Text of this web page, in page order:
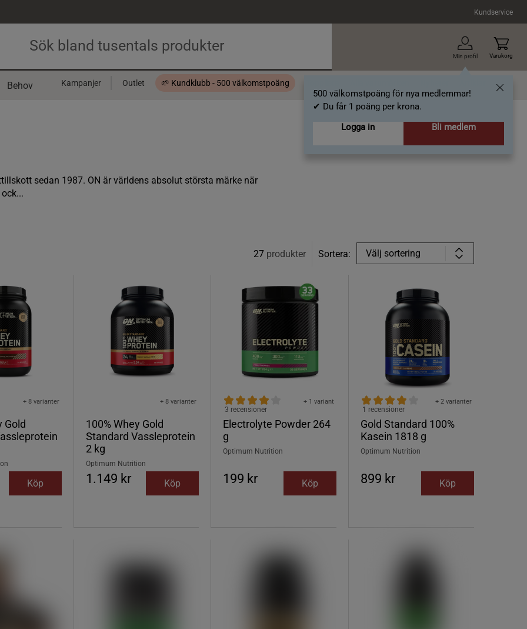
Kundservice
Min profil
500 välkomstpoäng för nya medlemmar!
✔ Du får 1 poäng per krona.
Logga in
Bli medlem
Varukorg
Behov Kampanjer Outlet 🌱 Kundklubb - 500 välkomstpoäng
sedan 1987. ON är världens absolut största märke när
27 produkter Sortera: Välj sortering
Gold
+ 8 varianter
Köp
100% Whey Gold
Standard Vassleprotein
2 kg
+ 8 varianter
Optimum Nutrition
1.149 kr Köp
Electrolyte Powder 264
g
+ 1 variant
3 recensioner
Optimum Nutrition
199 kr Köp
Gold Standard 100%
Kasein 1818 g
+ 2 varianter
1 recensioner
Optimum Nutrition
899 kr Köp